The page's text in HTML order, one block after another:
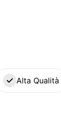
Alta Qualità